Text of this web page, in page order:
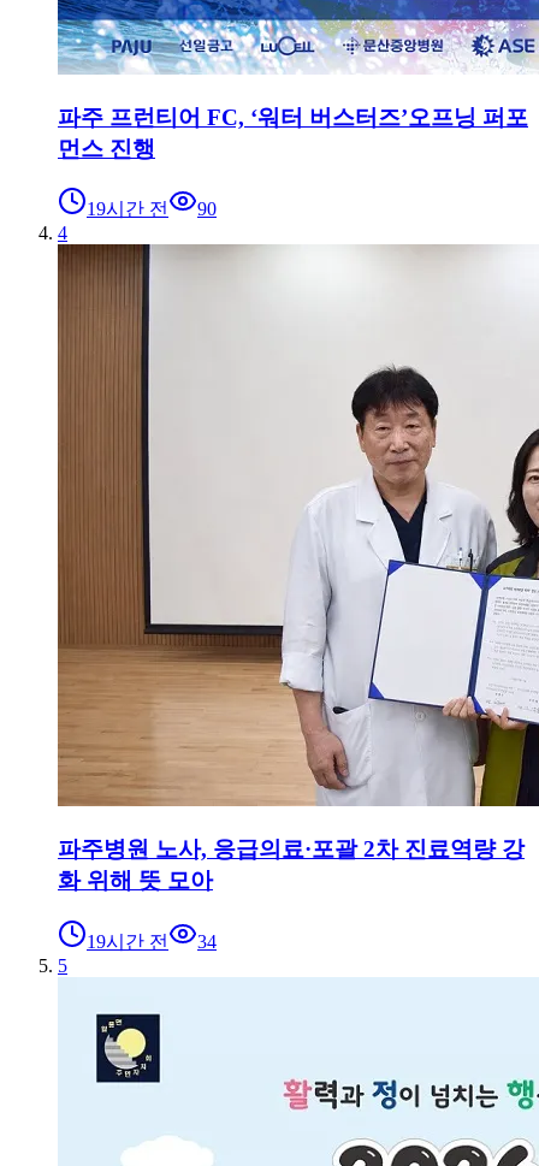
파주 프런티어 FC, ‘워터 버스터즈’오프닝 퍼포
먼스 진행
19시간 전
90
4
파주병원 노사, 응급의료·포괄 2차 진료역량 강
화 위해 뜻 모아
19시간 전
34
5